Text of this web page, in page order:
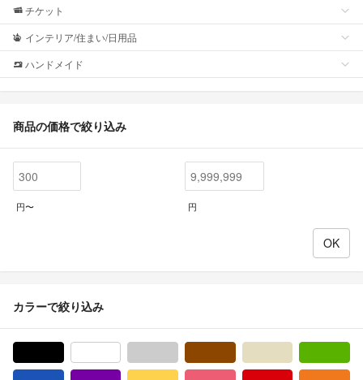
チケット
インテリア/住まい/日用品
ハンドメイド
商品の価格で絞り込み
円〜 円
カラーで絞り込み